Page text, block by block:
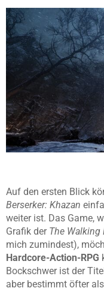
Auf den ersten Blick
Berserker: Khazan
weiter ist. Das Game,
Grafik der The Walking
mich zumindest),
Hardcore-Action-RPG
Bockschwer ist der
aber bestimmt öfter